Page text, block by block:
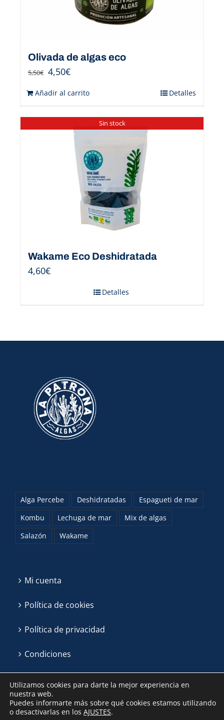
Olivada de algas eco
5,50€ 4,50€
Añadir al carrito Detalles
Sin stock
Wakame Eco Deshidratada
4,60€
Detalles
Alga Percebe Deshidratadas
Espagueti de mar
Kombu
Lechuga de mar
Mix de algas
Salazón
Wakame
Mi cuenta
Política de cookies
Política de privacidad
Condiciones
Utilizamos cookies para darte la mejor experiencia en
nuestra web.
Puedes informarte más sobre qué cookies estamos utilizando
o desactivarlas en los AJUSTES.